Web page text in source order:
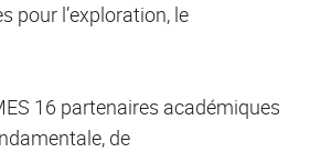
pour l’exploration, le
16 partenaires académiques
de